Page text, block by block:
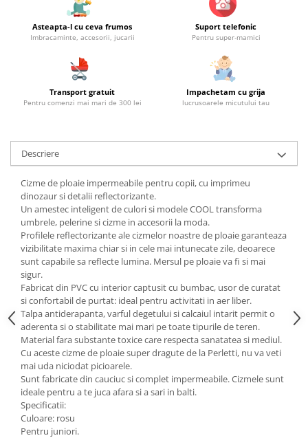
Asteapta-l cu ceva frumos
Imbracaminte, accesorii, jucarii
Suport telefonic
Pentru super-mamici
Transport gratuit
Pentru comenzi mai mari de 300 lei
Impachetam cu grija
lucrusoarele micutului tau
Descriere
Cizme de ploaie impermeabile pentru copii, cu imprimeu
dinozaur si detalii reflectorizante.
Un amestec inteligent de culori si modele COOL transforma
umbrele, pelerine si cizme in accesorii la moda.
Profilele reflectorizante ale cizmelor noastre de ploaie garanteaza
vizibilitate maxima chiar si in cele mai intunecate zile, deoarece
sunt capabile sa reflecte lumina. Mersul pe ploaie va fi si mai
sigur.
Fabricat din PVC cu interior captusit cu bumbac, usor de curatat
si confortabil de purtat: ideal pentru activitati in aer liber.
Talpa antiderapanta, varful degetului si calcaiul intarit permit o
aderenta si o stabilitate mai mari pe toate tipurile de teren.
Material fara substante toxice care respecta sanatatea si mediul.
Cu aceste cizme de ploaie super dragute de la Perletti, nu va veti
mai uda niciodat picioarele.
Sunt fabricate din cauciuc si complet impermeabile. Cizmele sunt
ideale pentru a te juca afara si a sari in balti.
Specificatii:
Culoare: rosu
Pentru juniori.